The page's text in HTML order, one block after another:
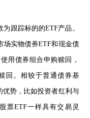
跟踪标的的ETF产品。
场实物债券ETF和现金债
用债券组合申购赎回，
回。相较于普通债券基
优势，比如投资者红利与
票ETF一样具有交易灵